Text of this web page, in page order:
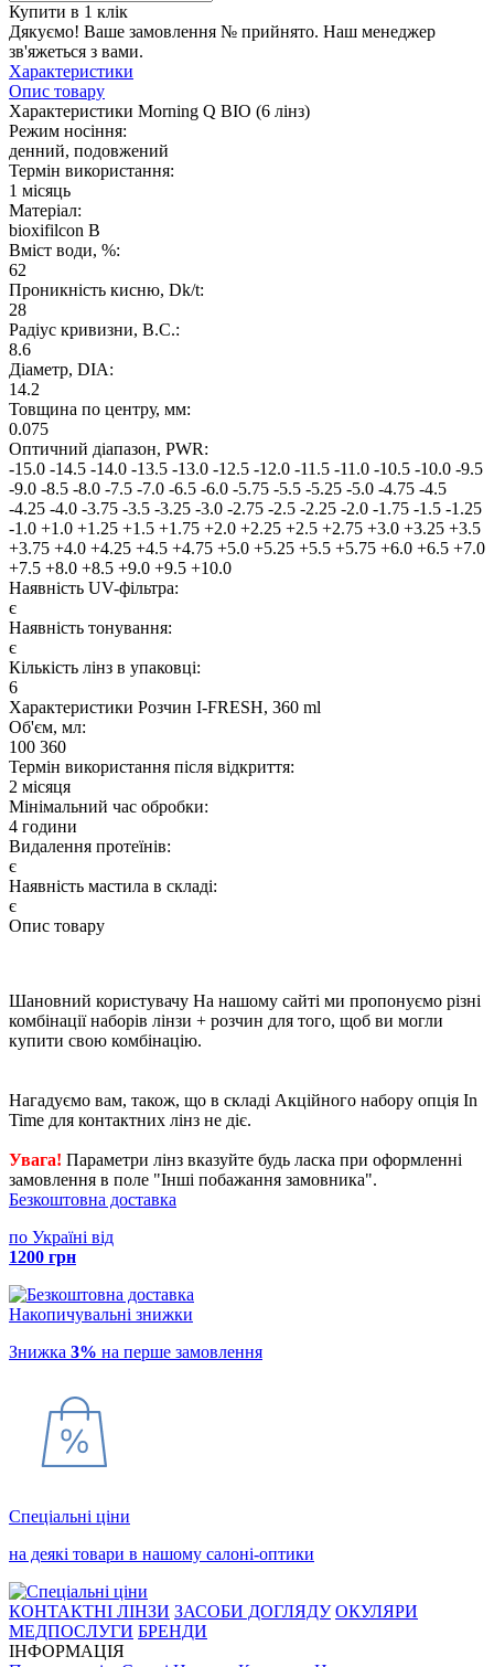
Купити в 1 клік
Дякуємо! Ваше замовлення № прийнято. Наш менеджер
зв'яжеться з вами.
Характеристики
Опис товару
Характеристики Morning Q BIO (6 лiнз)
Режим носіння:
денний, подовжений
Термін використання:
1 місяць
Матеріал:
bioxifilcon B
Вміст води, %:
62
Проникність кисню, Dk/t:
28
Радіус кривизни, B.C.:
8.6
Дiаметр, DIA:
14.2
Товщина по центру, мм:
0.075
Оптичний діапазон, PWR:
-15.0 -14.5 -14.0 -13.5 -13.0 -12.5 -12.0 -11.5 -11.0 -10.5 -10.0 -9.5
-9.0 -8.5 -8.0 -7.5 -7.0 -6.5 -6.0 -5.75 -5.5 -5.25 -5.0 -4.75 -4.5
-4.25 -4.0 -3.75 -3.5 -3.25 -3.0 -2.75 -2.5 -2.25 -2.0 -1.75 -1.5 -1.25
-1.0 +1.0 +1.25 +1.5 +1.75 +2.0 +2.25 +2.5 +2.75 +3.0 +3.25 +3.5
+3.75 +4.0 +4.25 +4.5 +4.75 +5.0 +5.25 +5.5 +5.75 +6.0 +6.5 +7.0
+7.5 +8.0 +8.5 +9.0 +9.5 +10.0
Наявнiсть UV-фiльтра:
є
Наявність тонування:
є
Кiлькiсть лiнз в упаковцi:
6
Характеристики Розчин I-FRESH, 360 ml
Об'єм, мл:
100 360
Термін використання після відкриття:
2 мiсяця
Мінімальний час обробки:
4 години
Видалення протеїнів:
є
Наявність мастила в складі:
є
Опис товару
Шановний користувачу На нашому сайті ми пропонуємо різні
комбінації наборів лінзи + розчин для того, щоб ви могли
купити свою комбінацію.
Нагадуємо вам, також, що в складі Акційного набору опція In
Time для контактних лінз не діє.
Увага! Параметри лінз вказуйте будь ласка при оформленні
замовлення в поле "Інші побажання замовника".
Безкоштовна доставка
по Україні від
1200 грн
Накопичувальні знижки
Знижка 3% на перше замовлення
Спеціальні ціни
на деякі товари в нашому салоні-оптики
КОНТАКТНІ ЛІНЗИ ЗАСОБИ ДОГЛЯДУ ОКУЛЯРИ
МЕДПОСЛУГИ БРЕНДИ
ІНФОРМАЦІЯ